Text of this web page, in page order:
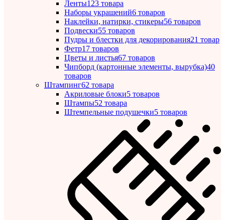
Ленты123 товара
Наборы украшений6 товаров
Наклейки, натирки, стикеры56 товаров
Подвески55 товаров
Пудры и блестки для декорирования21 товар
Фетр17 товаров
Цветы и листья67 товаров
Чипборд (картонные элементы, вырубка)40
товаров
Штампинг62 товара
Акриловые блоки5 товаров
Штампы52 товара
Штемпельные подушечки5 товаров